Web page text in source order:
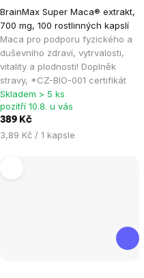
BrainMax Super Maca® extrakt,
700 mg, 100 rostlinných kapslí
Maca pro podporu fyzického a
duševního zdraví, vytrvalosti,
vitality a plodnosti! Doplněk
stravy, *CZ-BIO-001 certifikát
hodnocení
produktu
je
4,7
z
5
hvězdiček.
Skladem > 5 ks
pozítří 10.8. u vás
389 Kč
Měrná
3,89 Kč / 1 kapsle